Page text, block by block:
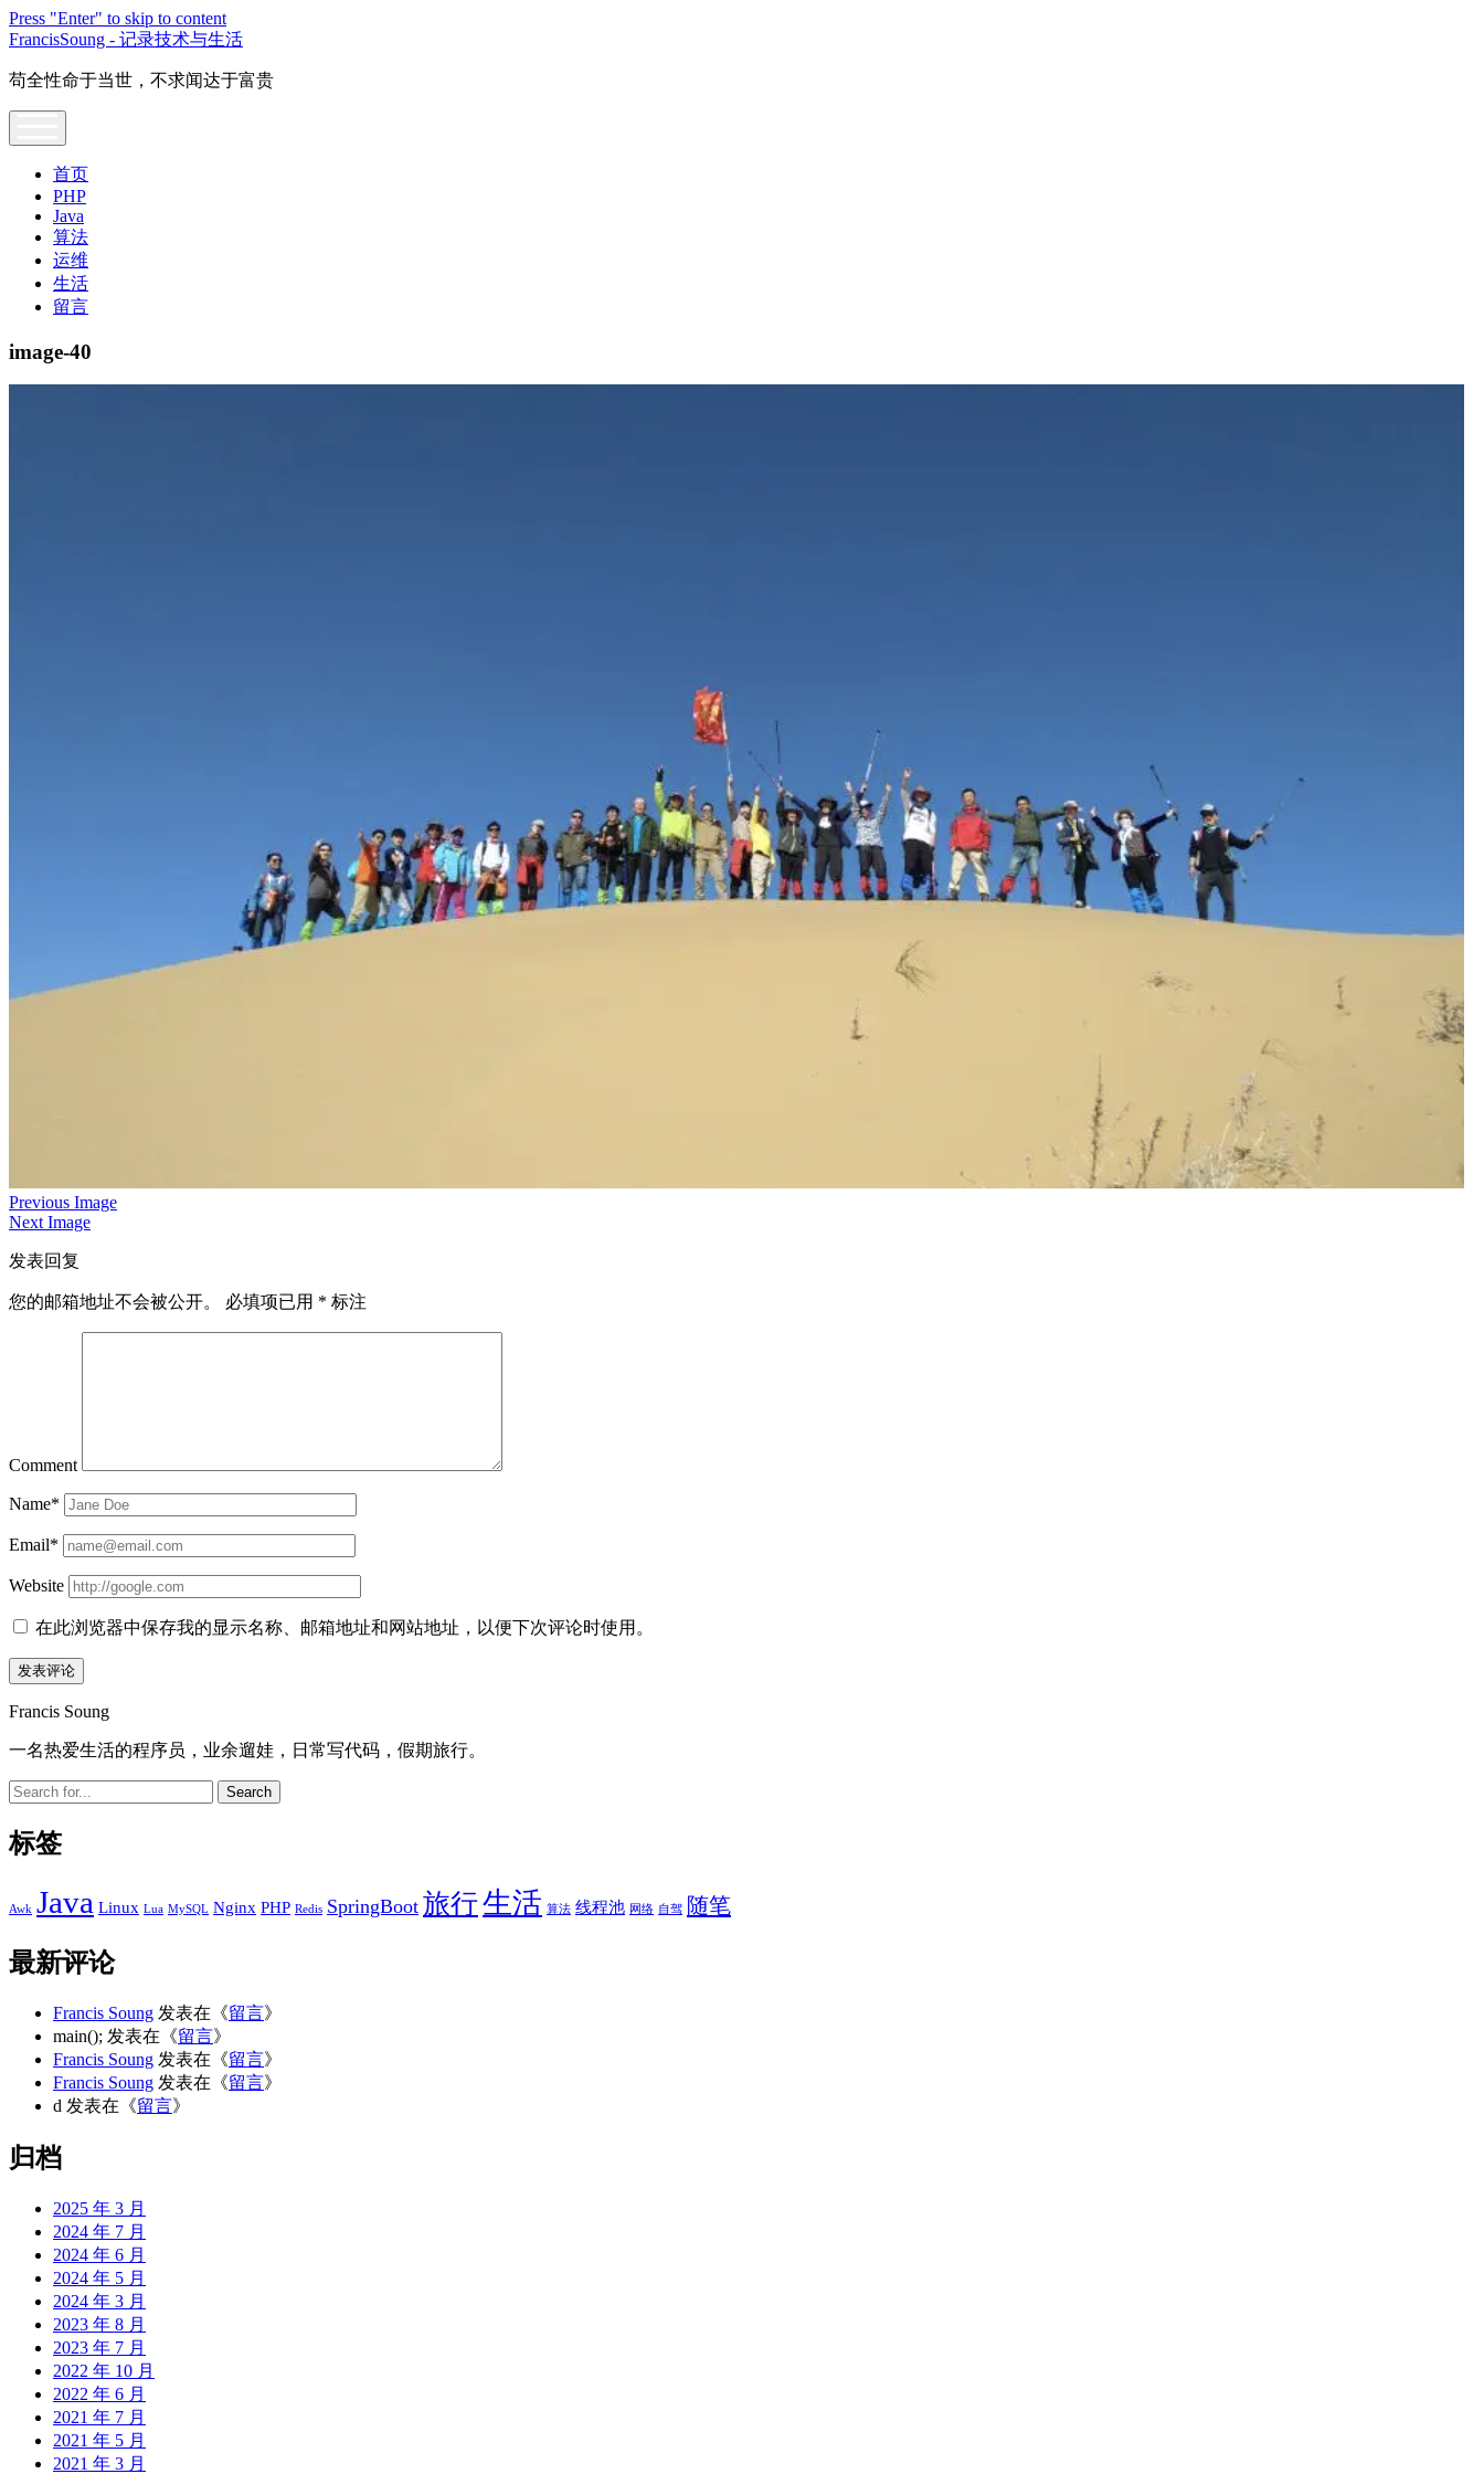
Press "Enter" to skip to content
FrancisSoung - 记录技术与生活
苟全性命于当世，不求闻达于富贵
首页
PHP
Java
算法
运维
生活
留言
image-40
Previous Image
Next Image
发表回复
您的邮箱地址不会被公开。 必填项已用 * 标注
Comment
Name*
Email*
Website
在此浏览器中保存我的显示名称、邮箱地址和网站地址，以便下次评论时使用。
Sidebar
Francis Soung
一名热爱生活的程序员，业余遛娃，日常写代码，假期旅行。
Search
标签
Awk Java Linux Lua MySQL Nginx PHP Redis SpringBoot 旅行生活 算法 线程池 网络 自驾 随笔
最新评论
Francis Soung 发表在《留言》
main(); 发表在《留言》
Francis Soung 发表在《留言》
Francis Soung 发表在《留言》
d 发表在《留言》
归档
2025 年 3 月
2024 年 7 月
2024 年 6 月
2024 年 5 月
2024 年 3 月
2023 年 8 月
2023 年 7 月
2022 年 10 月
2022 年 6 月
2021 年 7 月
2021 年 5 月
2021 年 3 月